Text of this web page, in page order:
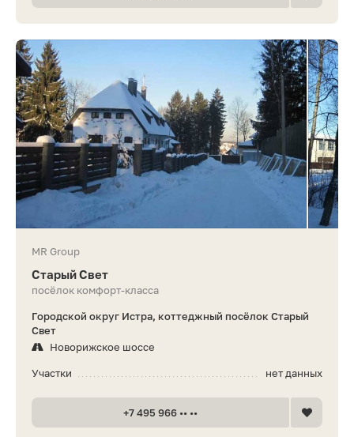
MR Group
Старый Свет
посёлок комфорт-класса
Городской округ Истра, коттеджный посёлок Старый
Свет
Новорижское шоссе
нет данных
Участки
+7 495 966 •• ••